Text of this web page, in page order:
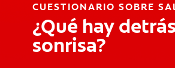
CUESTIONARIO SOBRE
¿Qué hay
sonrisa?